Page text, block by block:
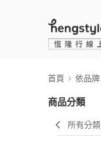
首頁 依品牌
商品分類
所有分類